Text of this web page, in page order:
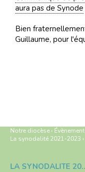
aura pas de Synode
Bien
Guillaume, pour
Notre diocèse ›
La synodalité 2021-2023 ›
Navigation
LA